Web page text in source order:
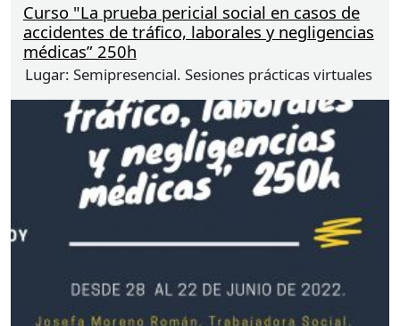
Este premio pretende poner en valor el papel del
trabajo social y reconocer la trayectoria profesional
de las/os trabajadoras/es sociales de la Región de
Murcia.
Curso "La prueba pericial social en casos de
accidentes de tráfico, laborales y negligencias
médicas” 250h
Lugar: Semipresencial. Sesiones prácticas virtuales